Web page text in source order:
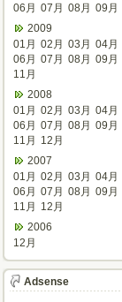
06月 07月 08月 09月
2009
01月 02月 03月 04月
06月 07月 08月 09月
11月
2008
01月 02月 03月 04月
06月 07月 08月 09月
11月
12月
2007
01月 02月 03月 04月
06月 07月 08月 09月
11月
12月
2006
12月
Adsense